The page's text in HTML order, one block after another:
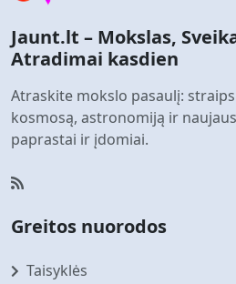
Jaunt.lt – Mokslas,
Atradimai kasdien
Atraskite mokslo pasaulį:
kosmosą, astronomiją ir
paprastai ir įdomiai.
Greitos nuorodos
Taisyklės